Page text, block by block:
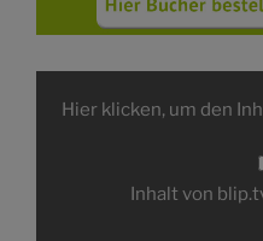
Inhalt
blip.tv
Hier klicken, um den
Inhalt von